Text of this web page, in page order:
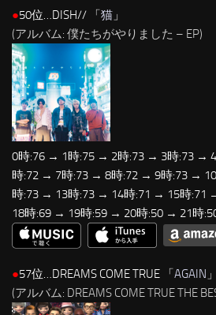
●50位…DISH// 「猫 」
(アルバム: 僕たちがやりました – EP)
0時:76 → 1時:75 → 2時:73 → 3時:73 →
時:72 → 7時:73 → 8時:72 → 9時:73 →
時:73 → 13時:73 → 14時:71 → 15時:71
18時:69 → 19時:59 → 20時:50 → 21時
●57位…DREAMS COME TRUE 「AGAIN 」
(アルバム: DREAMS COME TRUE THE